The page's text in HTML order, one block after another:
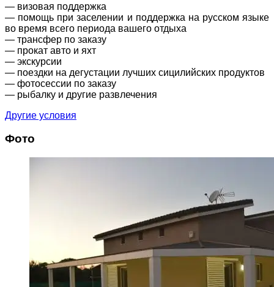
— визовая поддержка
— помощь при заселении и поддержка на русском языке
во время всего периода вашего отдыха
— трансфер по заказу
— прокат авто и яхт
— экскурсии
— поездки на дегустации лучших сицилийских продуктов
— фотосессии по заказу
— рыбалку и другие развлечения
Другие условия
Фото